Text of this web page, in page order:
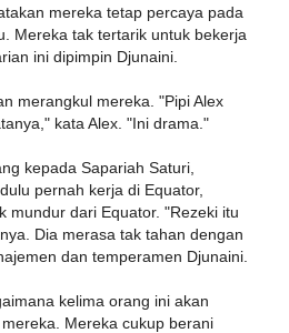
mereka tetap percaya pada
Mereka tak tertarik untuk bekerja
ini dipimpin Djunaini.
merangkul mereka. "Pipi Alex
kata Alex. "Ini drama."
kepada Sapariah Saturi,
pernah kerja di Equator,
mundur dari Equator. "Rezeki itu
Dia merasa tak tahan dengan
dan temperamen Djunaini.
kelima orang ini akan
Mereka cukup berani